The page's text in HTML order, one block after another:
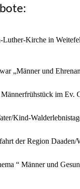
Kirche in
„Männer und
im Ev.
Kind-
der Region
“ Männer und